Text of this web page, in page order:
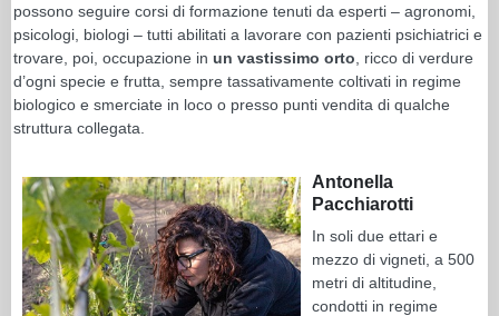
possono seguire corsi di formazione tenuti da esperti – agronomi,
psicologi, biologi – tutti abilitati a lavorare con pazienti psichiatrici e
trovare, poi, occupazione in un vastissimo orto , ricco di verdure
d’ogni specie e frutta, sempre tassativamente coltivati in regime
biologico e smerciate in loco o presso punti vendita di qualche
struttura collegata.
Antonella
Pacchiarotti
In soli due ettari e
mezzo di vigneti, a 500
metri di altitudine,
condotti in regime